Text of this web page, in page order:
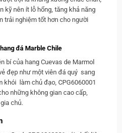
kỹ nên ít lỗ hổng, tăng khả năng
trải nghiệm tốt hơn cho người
đá Marble Chile
bí của hang Cuevas de Marmol
đẹp như một viên đá quý sang
khói làm chủ đạo, CPG6060001
những không gian cao cấp,
chủ.